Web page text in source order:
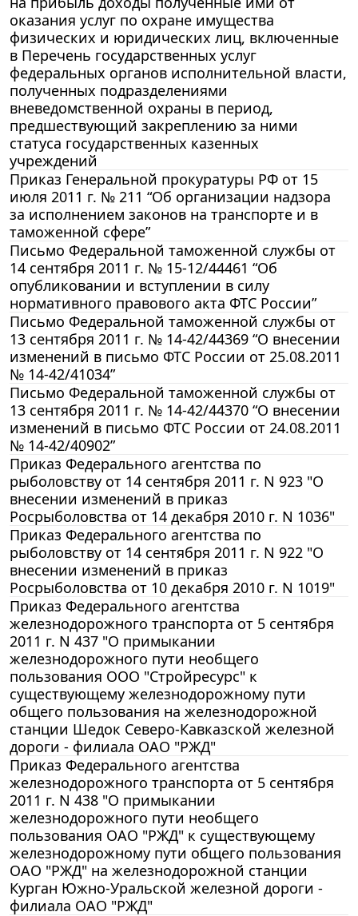
оказания услуг по охране имущества
физических и юридических лиц, включенные
в Перечень государственных услуг
федеральных органов исполнительной власти,
полученных подразделениями
вневедомственной охраны в период,
предшествующий закреплению за ними
статуса государственных казенных
учреждений
Приказ Генеральной прокуратуры РФ от 15
июля 2011 г. № 211 “Об организации надзора
за исполнением законов на транспорте и в
таможенной сфере”
Письмо Федеральной таможенной службы от
14 сентября 2011 г. № 15-12/44461 “Об
опубликовании и вступлении в силу
нормативного правового акта ФТС России”
Письмо Федеральной таможенной службы от
13 сентября 2011 г. № 14-42/44369 “О внесении
изменений в письмо ФТС России от 25.08.2011
№ 14-42/41034”
Письмо Федеральной таможенной службы от
13 сентября 2011 г. № 14-42/44370 “О внесении
изменений в письмо ФТС России от 24.08.2011
№ 14-42/40902”
Приказ Федерального агентства по
рыболовству от 14 сентября 2011 г. N 923 "О
внесении изменений в приказ
Росрыболовства от 14 декабря 2010 г. N 1036"
Приказ Федерального агентства по
рыболовству от 14 сентября 2011 г. N 922 "О
внесении изменений в приказ
Росрыболовства от 10 декабря 2010 г. N 1019"
Приказ Федерального агентства
железнодорожного транспорта от 5 сентября
2011 г. N 437 "О примыкании
железнодорожного пути необщего
пользования ООО "Стройресурс" к
существующему железнодорожному пути
общего пользования на железнодорожной
станции Шедок Северо-Кавказской железной
дороги - филиала ОАО "РЖД"
Приказ Федерального агентства
железнодорожного транспорта от 5 сентября
2011 г. N 438 "О примыкании
железнодорожного пути необщего
пользования ОАО "РЖД" к существующему
железнодорожному пути общего пользования
ОАО "РЖД" на железнодорожной станции
Курган Южно-Уральской железной дороги -
филиала ОАО "РЖД"